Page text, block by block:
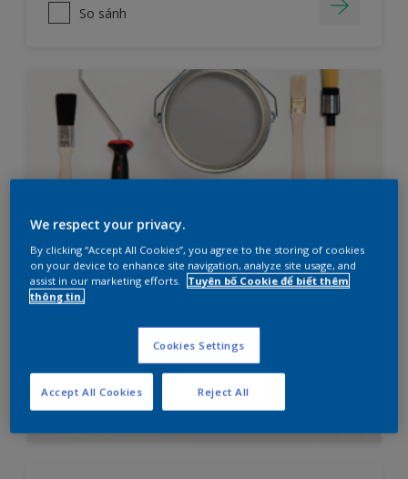
So sánh
Bạn đang cần lên kế hoạch sơn
nhà?
Thử ngay công cụ tìm sản phẩm cho dự án
Tìm hiểu ngay
We respect your privacy.
By clicking “Accept All Cookies”, you agree to the storing of cookies
on your device to enhance site navigation, analyze site usage, and
assist in our marketing efforts.
Tuyên bố Cookie để biết thêm
thông tin.
Cookies Settings
Reject All
Accept All Cookies